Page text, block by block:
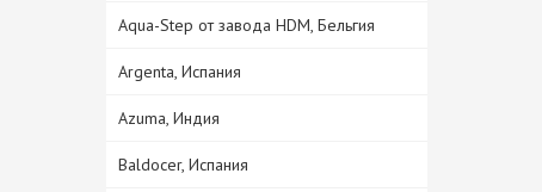
Aqua-Step от завода HDM, Бельгия
Argenta, Испания
Azuma, Индия
Baldocer, Испания